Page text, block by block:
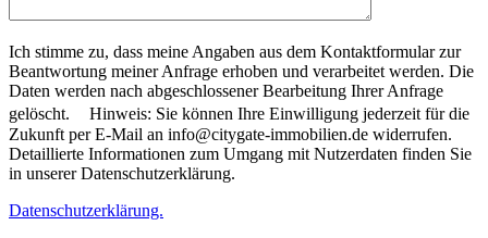
Ich stimme zu, dass meine Angaben aus dem Kontaktformular zur
Beantwortung meiner Anfrage erhoben und verarbeitet werden. Die
Daten werden nach abgeschlossener Bearbeitung Ihrer Anfrage
gelöscht. Hinweis: Sie können Ihre Einwilligung jederzeit für die
Zukunft per E-Mail an info@citygate-immobilien.de widerrufen.
Detaillierte Informationen zum Umgang mit Nutzerdaten finden Sie
in unserer Datenschutzerklärung.
Datenschutzerklärung.